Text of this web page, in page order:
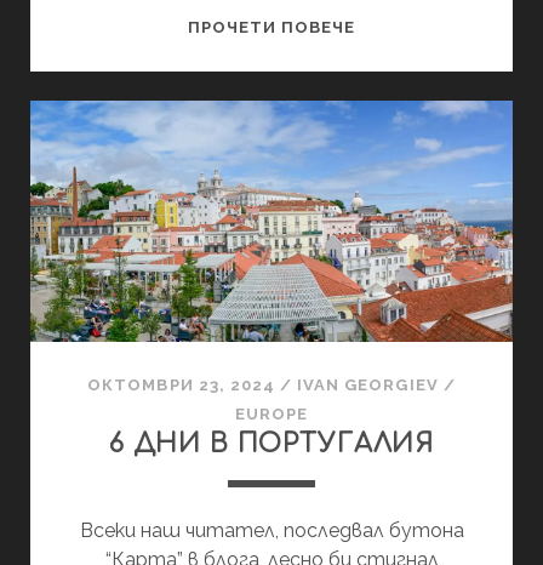
ПРОЧЕТИ ПОВЕЧЕ
ПОРТО
ЗА
2
ДНИ
ОКТОМВРИ 23, 2024 / IVAN GEORGIEV /
EUROPE
6 ДНИ В ПОРТУГАЛИЯ
Всеки наш читател, последвал бутона
“Карта” в блога, лесно би стигнал